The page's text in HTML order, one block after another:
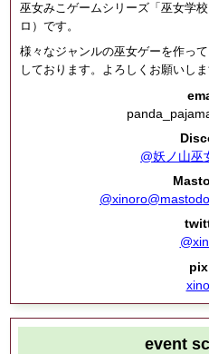
巫女みこゲームシリーズ「巫女学
ロ）です。
様々なジャンルの巫女ゲーを作っ
しております。よろしくお願いしま
@妖ノ山巫
event